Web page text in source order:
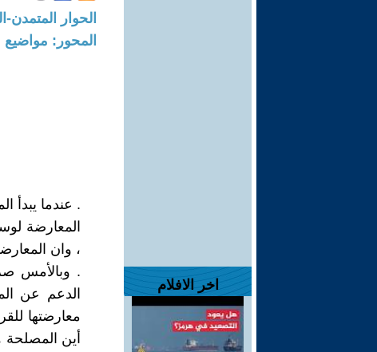
اخر الافلام
الحوار المتمدن-العدد: 4213 - 2013 /
المحور:
. عندما يبدأ
المعارضة
، وان
. وبالأمس
الدعم عن
معارضتها
أين